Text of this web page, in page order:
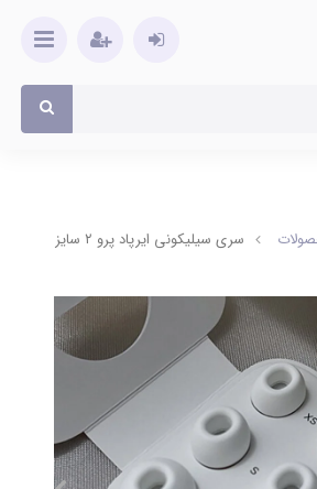
سری سیلیکونی ایرپاد پرو ۲ سایز کوچک و متوسط و بزرگ